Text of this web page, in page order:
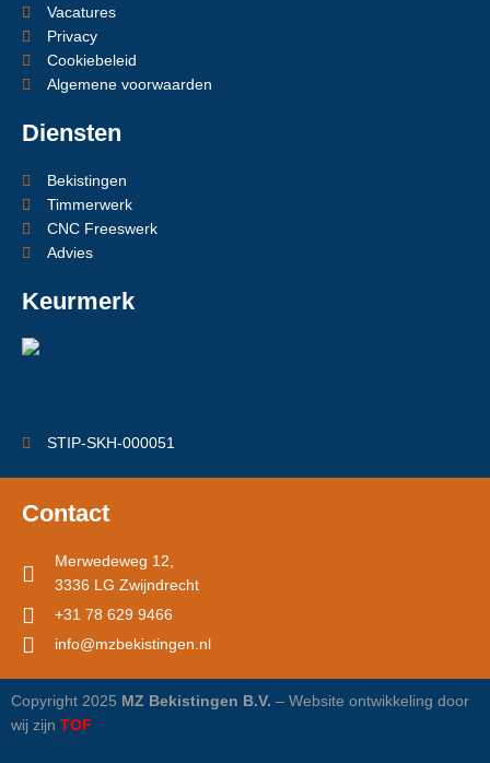
Vacatures
Privacy
Cookiebeleid
Algemene voorwaarden
Diensten
Bekistingen
Timmerwerk
CNC Freeswerk
Advies
Keurmerk
STIP-SKH-000051
Contact
Merwedeweg 12,
3336 LG Zwijndrecht
+31 78 629 9466
info@mzbekistingen.nl
Copyright 2025 MZ Bekistingen B.V. – Website ontwikkeling door
wij zijn TOF